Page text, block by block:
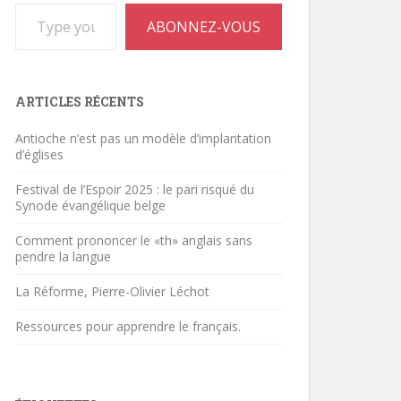
ABONNEZ-VOUS
ARTICLES RÉCENTS
Antioche n’est pas un modèle d’implantation
d’églises
Festival de l’Espoir 2025 : le pari risqué du
Synode évangélique belge
Comment prononcer le «th» anglais sans
pendre la langue
La Réforme, Pierre-Olivier Léchot
Ressources pour apprendre le français.